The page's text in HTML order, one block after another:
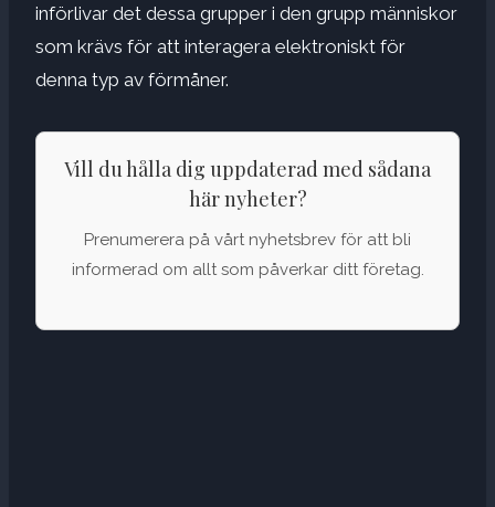
införlivar det dessa grupper i den grupp människor
som krävs för att interagera elektroniskt för
denna typ av förmåner.
Vill du hålla dig uppdaterad med sådana
här nyheter?
Prenumerera på vårt nyhetsbrev för att bli
informerad om allt som påverkar ditt företag.